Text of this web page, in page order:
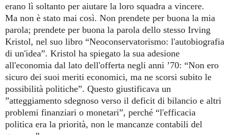
erano lì soltanto per aiutare la loro squadra a vincere.
Ma non è stato mai così. Non prendete per buona la mia
parola; prendete per buona la parola dello stesso Irving
Kristol, nel suo libro “Neoconservatorismo: l'autobiografia
di un'idea”. Kristol ha spiegato la sua adesione
all'economia dal lato dell'offerta negli anni ’70: “Non ero
sicuro dei suoi meriti economici, ma ne scorsi subito le
possibilità politiche”. Questo giustificava un
”atteggiamento sdegnoso verso il deficit di bilancio e altri
problemi finanziari o monetari”, perché “l'efficacia
politica era la priorità, non le mancanze contabili del